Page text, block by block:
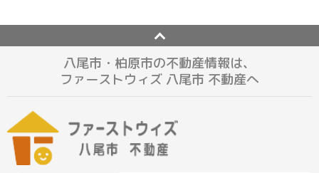
八尾市・柏原市の不動産情報は、
ファーストウィズ 八尾市 不動産へ